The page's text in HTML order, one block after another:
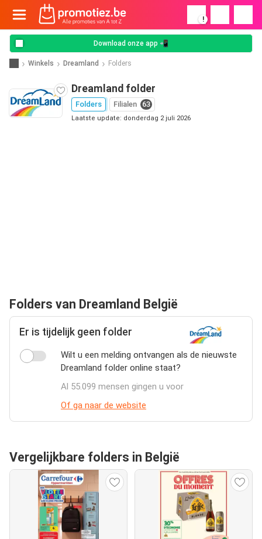
!
Download onze app 📲
Winkels Dreamland Folders
Dreamland folder
Folders Filialen 63
Laatste update: donderdag 2 juli 2026
Folders van Dreamland België
Er is tijdelijk geen folder
Wilt u een melding ontvangen als de nieuwste
Dreamland folder online staat?
Al 55.099 mensen gingen u voor
Of ga naar de website
Vergelijkbare folders in België